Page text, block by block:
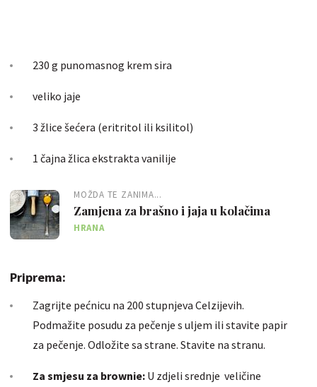
230 g punomasnog krem sira
veliko jaje
3 žlice šećera (eritritol ili ksilitol)
1 čajna žlica ekstrakta vanilije
MOŽDA TE ZANIMA...
Zamjena za brašno i jaja u kolačima
HRANA
Priprema:
Zagrijte pećnicu na 200 stupnjeva Celzijevih.
Podmažite posudu za pečenje s uljem ili stavite papir
za pečenje. Odložite sa strane. Stavite na stranu.
Za smjesu za brownie: U zdjeli srednje veličine